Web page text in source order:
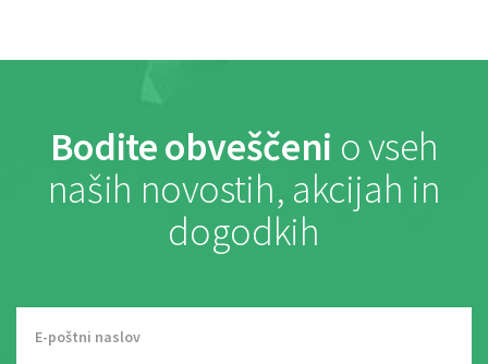
Bodite obveščeni o vseh
naših novostih, akcijah in
dogodkih